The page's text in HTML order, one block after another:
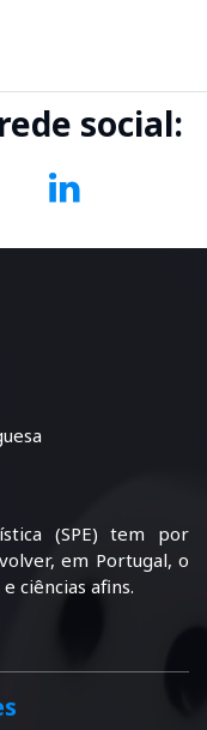
social:
(SPE) tem por
em Portugal, o
ciências afins.